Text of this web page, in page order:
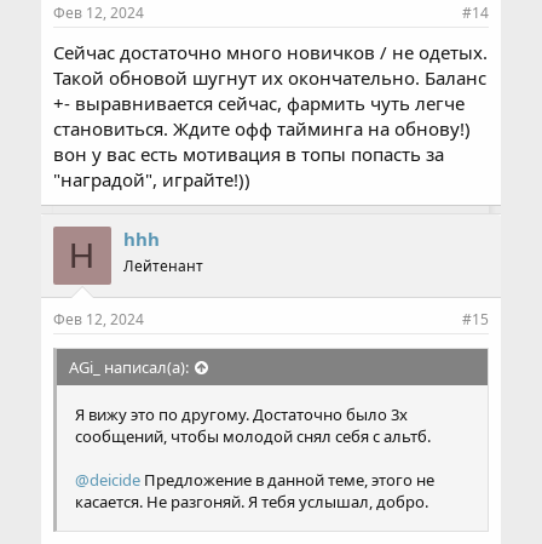
:
Фев 12, 2024 #14
Сейчас достаточно много новичков / не одетых.
Такой обновой шугнут их окончательно. Баланс
+- выравнивается сейчас, фармить чуть легче
становиться. Ждите офф тайминга на обнову!)
вон у вас есть мотивация в топы попасть за
"наградой", играйте!))
H hhh
Лейтенант
Фев 12, 2024 #15
AGi_ написал(а):
Я вижу это по другому. Достаточно было 3х
сообщений, чтобы молодой снял себя с альтб.
@deicideПредложение в данной теме, этого не
касается. Не разгоняй. Я тебя услышал, добро.